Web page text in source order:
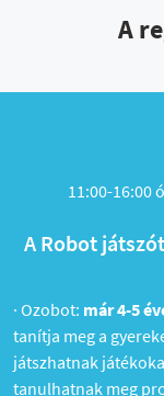
A
11:00-16:00
A Robot
· Ozobot: már 4-5
tanítja meg a
játszhatnak
tanulhatnak meg